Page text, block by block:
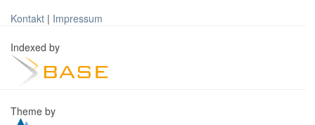
Kontakt | Impressum
Indexed by
Theme by